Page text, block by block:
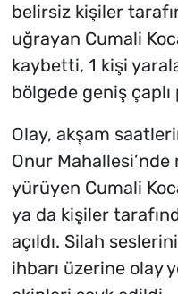
belirsiz kişiler
uğrayan Cumali
kaybetti, 1 kişi
bölgede geniş çaplı
Olay, akşam
Onur
yürüyen Cumali
ya da kişiler
açıldı. Silah
ihbarı üzerine olay